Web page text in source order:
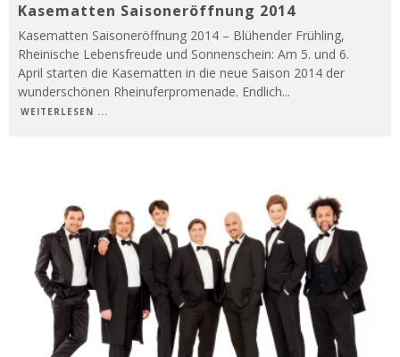
Kasematten Saisoneröffnung 2014
Kasematten Saisoneröffnung 2014 – Blühender Frühling,
Rheinische Lebensfreude und Sonnenschein: Am 5. und 6.
April starten die Kasematten in die neue Saison 2014 der
wunderschönen Rheinuferpromenade. Endlich...
WEITERLESEN ...